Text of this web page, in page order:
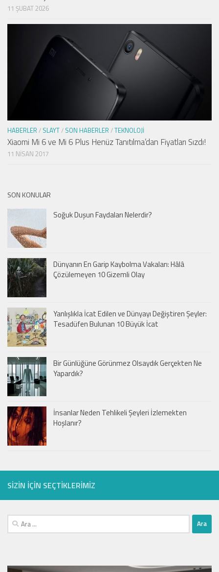
11 ŞUBAT 2026
HABERLER / SLAYT/ SON HABERLER /TEKNOLOJI
Xiaomi Mi 6 ve Mi 6 Plus Henüz Tanıtılma’dan Fiyatları Sızdı!
11 NISAN 2017
SON KONULAR
Soğuk Duşun Faydaları Nelerdir?
Dünyanın En Garip Kaybolma Vakaları: Hâlâ
Çözülemeyen 10 Gizemli Olay
Yanlışlıkla İcat Edilen ve Dünyayı Değiştiren Şeyler:
Tesadüfen Bulunan 10 Büyük İcat
Bir Günlüğüne Görünmez Olsaydık Gerçekten Ne
Yapardık?
İnsanlar Neden Tehlikeli Şeyleri İzlemekten
Hoşlanır?
SIZIN IÇIN SEÇTIKLERIMIZ
Arama: